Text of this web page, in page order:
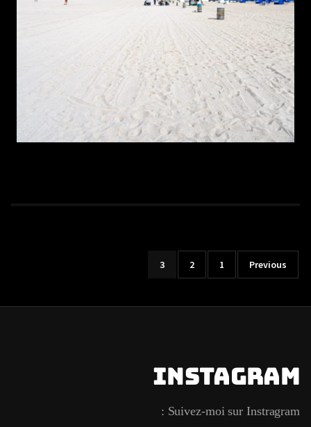
Previous
1
2
3
Instagram
Suivez-moi sur Instragram :